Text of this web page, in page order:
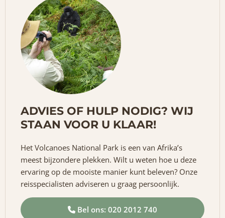
ADVIES OF HULP NODIG? WIJ
STAAN VOOR U KLAAR!
Het Volcanoes National Park is een van Afrika’s
meest bijzondere plekken. Wilt u weten hoe u deze
ervaring op de mooiste manier kunt beleven? Onze
reisspecialisten adviseren u graag persoonlijk.
Bel ons: 020 2012 740